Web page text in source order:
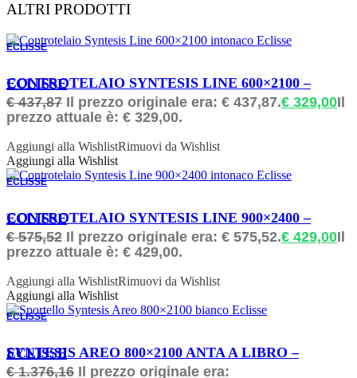
ALTRI PRODOTTI
ECLISSE
ORDINABILE
CONTROTELAIO SYNTESIS LINE 600×2100 – ECLISSE
€437,87 Il prezzo originale era: € 437,87.€ 329,00Il
prezzo attuale è: € 329,00.
Aggiungi alla WishlistRimuovi da Wishlist
Aggiungi alla Wishlist
ECLISSE
ORDINABILE
CONTROTELAIO SYNTESIS LINE 900×2400 – ECLISSE
€575,52 Il prezzo originale era: € 575,52.€ 429,00Il
prezzo attuale è: € 429,00.
Aggiungi alla WishlistRimuovi da Wishlist
Aggiungi alla Wishlist
ECLISSE
ORDINABILE
SYNTESIS AREO 800×2100 ANTA A LIBRO – ECLISSE
€1.376,16 Il prezzo originale era: